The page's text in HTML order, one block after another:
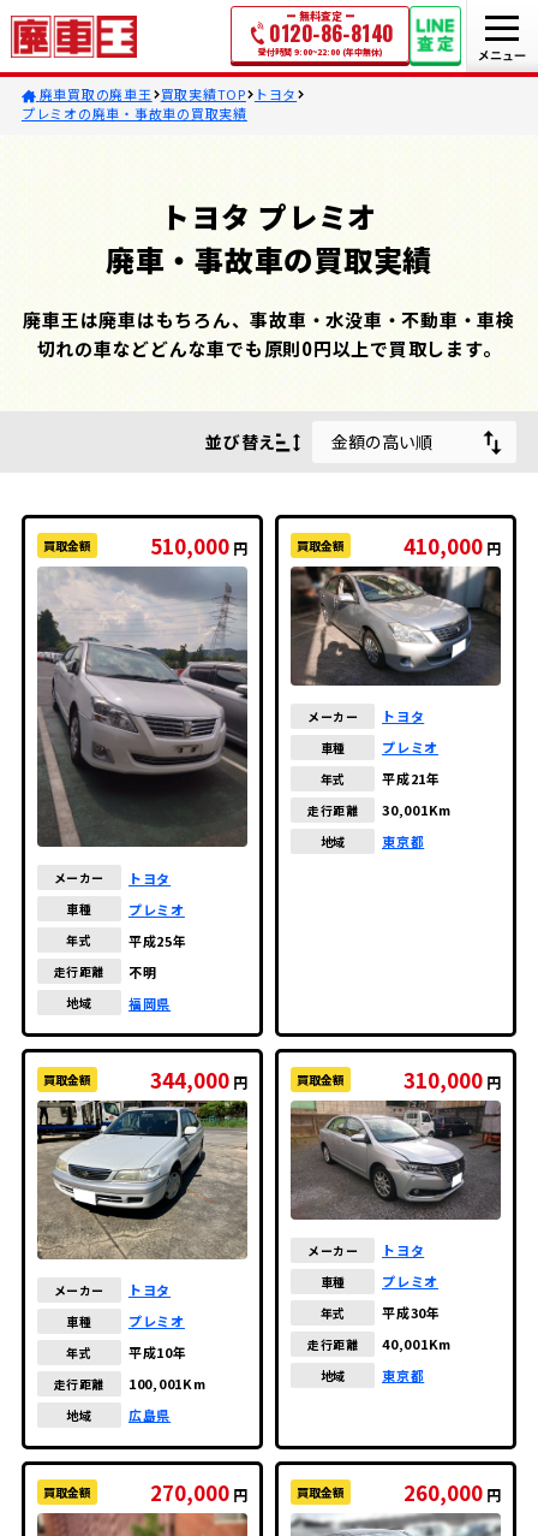
無料査定
0120-86-8140
受付時間 9:00~22:00 (年中無休)
廃車買取の廃車王 買取実績TOP
トヨタ
プレミオの廃車・事故車の買取実績
トヨタ プレミオ
廃車・事故車の買取実績
廃車王は廃車はもちろん、事故車・水没車・不動車・車検
切れの車などどんな車でも原則0円以上で買取します。
並び替え 金額の高い順
金額の高い順
金額の安い順
走行距離が長い順
走行距離が短い順
年式の古い順
年式の新しい順
買取金額 510,000 円
メーカー トヨタ
車種 プレミオ
年式 平成25年
走行距離 不明
地域 福岡県
買取金額 410,000 円
メーカー トヨタ
車種 プレミオ
年式 平成21年
走行距離 30,001Km
地域 東京都
買取金額 344,000 円
メーカー トヨタ
車種 プレミオ
年式 平成10年
走行距離 100,001Km
地域 広島県
買取金額 310,000 円
メーカー トヨタ
車種 プレミオ
年式 平成30年
走行距離 40,001Km
地域 東京都
買取金額 270,000 円 買取金額 260,000 円